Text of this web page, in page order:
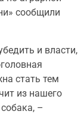
сообщили
и власти,
стать тем
из нашего
–